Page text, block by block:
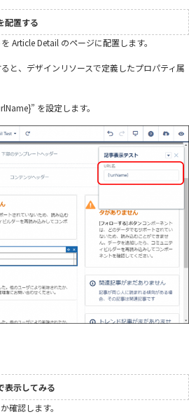
配置する
Article Detail のページに配置します。
と、デザインリソースで定義したプロパティ属
を設定します。
表示してみる
確認します。